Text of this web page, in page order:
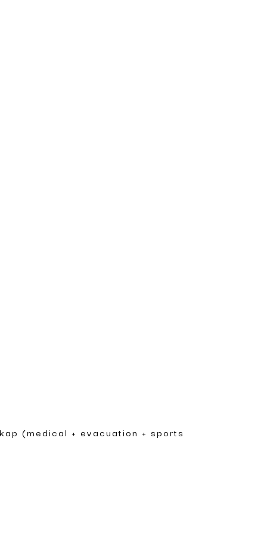
(medical + evacuation + sports